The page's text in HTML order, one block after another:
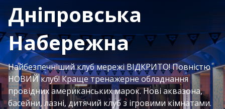
Дніпровська
Набережна
Найбезпечніший клуб мережі ВІДКРИТО! Повністю
НОВИЙ клуб! Краще тренажерне обладнання
провідних американських марок. Нові аквазона,
басейни, лазні, дитячий клуб з ігровими кімнатами.